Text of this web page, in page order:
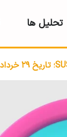
تحلیل ها